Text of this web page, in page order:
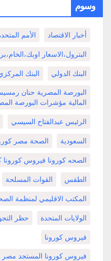
وسوم
أخبار الاقتصاد الأمم
البترول،الاسعار
البنك الدولي البنك
البورصة المصرية حنان
المالية مؤشرات البورصة
الرئيس عبدالفتاح السيسي
السعودية الصحة مصر
الصحه كورونا فيروس كورونا
الطقس القوات المسلحة
المكتب الاقليمي لمنظمة
الولايات المتحدة حظر
فيروس كورونا
فيروس كورونا المستجد